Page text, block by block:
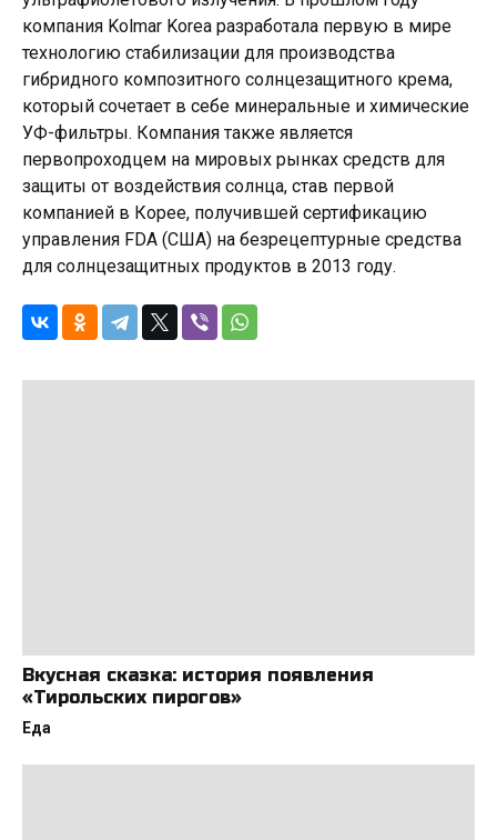
компания Kolmar Korea разработала первую в мире
технологию стабилизации для производства
гибридного композитного солнцезащитного крема,
который сочетает в себе минеральные и химические
УФ-фильтры. Компания также является
первопроходцем на мировых рынках средств для
защиты от воздействия солнца, став первой
компанией в Корее, получившей сертификацию
управления FDA (США) на безрецептурные средства
для солнцезащитных продуктов в 2013 году.
Вкусная сказка: история появления
«Тирольских пирогов»
Еда